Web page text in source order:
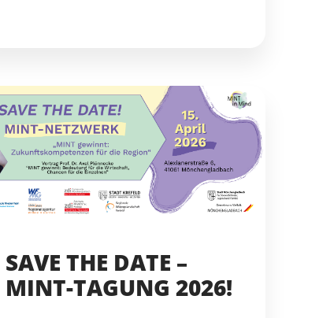
SAVE THE DATE –
MINT-TAGUNG 2026!